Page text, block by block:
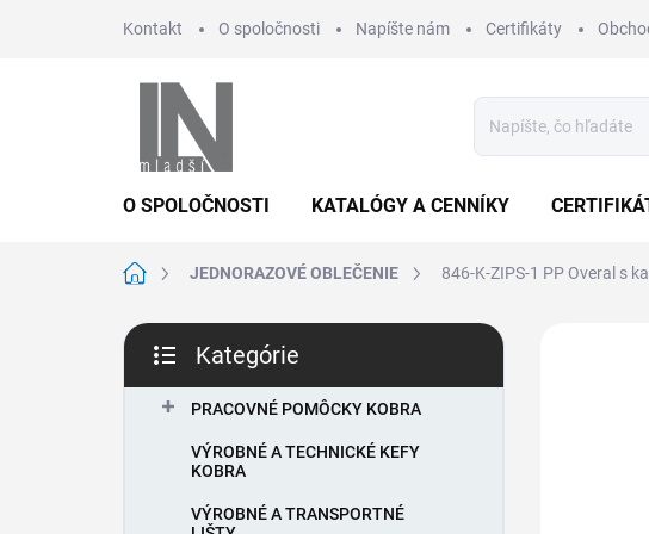
Kontakt O spoločnosti Napíšte nám Certifikáty
O SPOLOČNOSTI KATALÓGY A CENNÍKY
DomovJEDNORAZOVÉ OBLEČENIE 846-K-ZIPS-1 PP Overal s
B
č
kategórie
Kategórie
PRACOVNÉ POMÔCKY KOBRA
VÝROBNÉ A TECHNICKÉ KEFY
KOBRA
VÝROBNÉ A TRANSPORTNÉ